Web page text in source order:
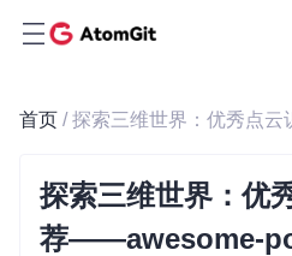
首页
探索三维世界：优
荐——awesome-